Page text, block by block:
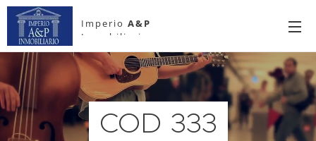
Imperio A&P
Inmobiliario
COD 333